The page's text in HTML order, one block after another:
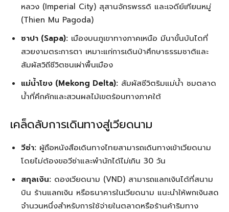
หลวง (Imperial City) สุสานจักรพรรดิ และเจดีย์เทียนหมู่
(Thien Mu Pagoda)
ซาปา (Sapa): เมืองบนภูเขาทางภาคเหนือ มีนาขั้นบันไดที่
สวยงามตระการตา เหมาะแก่การเดินป่าศึกษาธรรมชาติและ
สัมผัสวิถีชีวิตชนเผ่าพื้นเมือง
แม่น้ำโขง (Mekong Delta): สัมผัสชีวิตริมแม่น้ำ ชมตลาด
น้ำที่คึกคักและสวนผลไม้เขตร้อนทางภาคใต้
เคล็ดลับการเดินทางสู่เวียดนาม
วีซ่า: ผู้ถือหนังสือเดินทางไทยสามารถเดินทางเข้าเวียดนาม
โดยไม่ต้องขอวีซ่าและพำนักได้ไม่เกิน 30 วัน
สกุลเงิน: ดองเวียดนาม (VND) สามารถแลกเงินได้ที่สนาม
บิน ร้านแลกเงิน หรือธนาคารในเวียดนาม แนะนำให้พกเงินสด
จำนวนหนึ่งสำหรับการใช้จ่ายในตลาดหรือร้านค้าริมทาง